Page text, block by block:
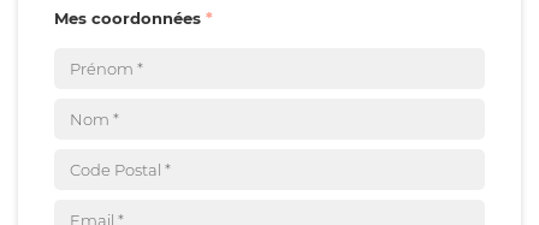
Mes coordonnées